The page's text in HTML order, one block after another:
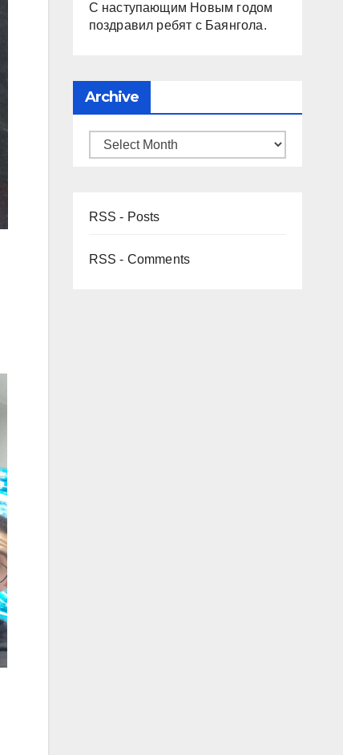
С наступающим Новым годом
поздравил ребят с Баянгола.
Archive
RSS - Posts
RSS - Comments